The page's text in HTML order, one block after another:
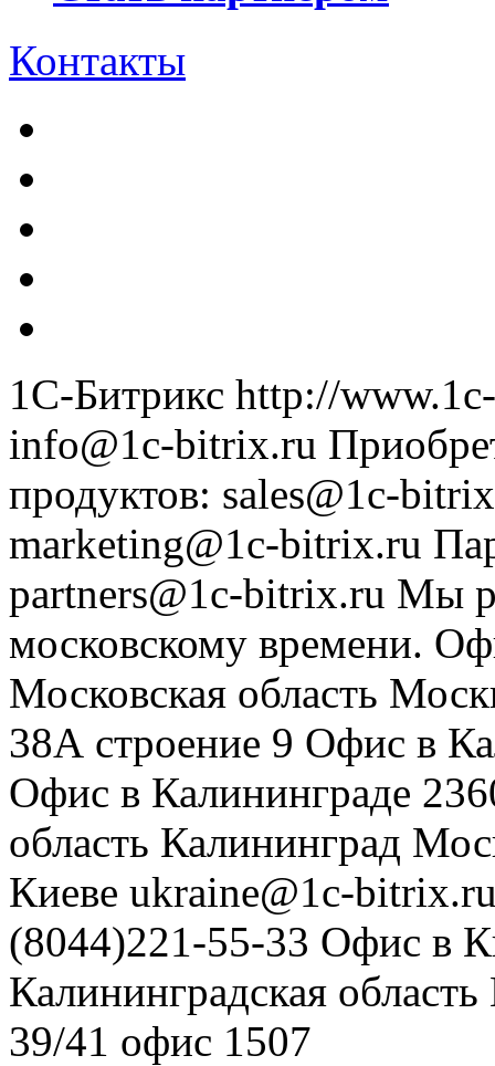
Контакты
1С-Битрикс http://
info@1c-bitrix.ru
продуктов: sales@1c-
marketing@1c-bitrix.ru
partners@1c-bitrix.ru Мы
московскому времени.
Московская область
38А строение 9 Офис в
Офис в Калининграде
область Калининград
Киеве ukraine@1c-
(8044)221-55-33 Офис в
Калининградская область
39/41 офис 1507